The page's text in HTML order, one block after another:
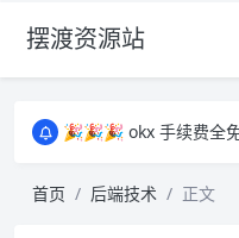
摆渡资源站
🎉🎉🎉 okx 手续费全
所有资源均为免费网盘
🎉🎉🎉 okx 手续费全免
首页 后端技术 正文